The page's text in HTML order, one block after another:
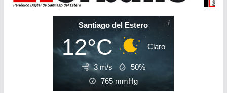
Santiago del Estero
12°C Claro
3 m/s
50%
765 mmHg